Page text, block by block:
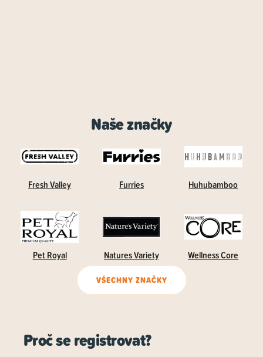
Naše značky
Fresh Valley Furries Huhubamboo
Pet Royal Natures Variety Wellness Core
VŠECHNY ZNAČKY
Proč se registrovat?